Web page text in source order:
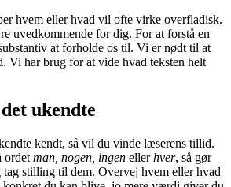
hvem eller hvad vil ofte virke overfladisk.
uvedkommende for dig. For at forstå en
at forholde os til. Vi er nødt til at
Vi har brug for at vide hvad teksten helt
ukendte
kendt, så vil du vinde læserens tillid.
ordet man, nogen, ingen ellerhver, så gør
tag stilling til dem. Overvej hvem eller hvad